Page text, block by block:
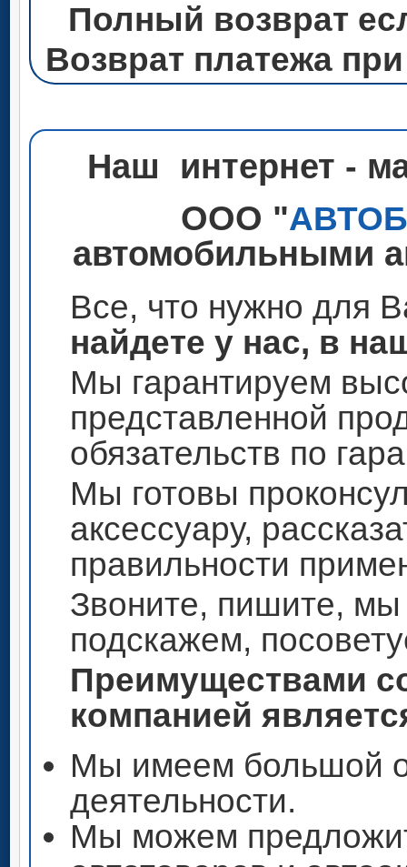
Полный возврат
Возврат платежа
Наш интернет -
ООО "
автомобильными
Все, что нужно для
найдете у нас, в
Мы гарантируем
представленной
обязательств по
Мы готовы
аксессуару,
правильности
Звоните, пишите, мы
подскажем,
Преимуществами
компанией
Мы имеем большой
деятельности.
Мы можем